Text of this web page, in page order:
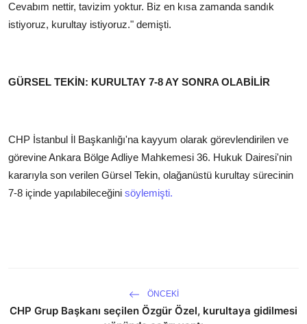
Cevabım nettir, tavizim yoktur. Biz en kısa zamanda sandık
istiyoruz, kurultay istiyoruz." demişti.
GÜRSEL TEKİN: KURULTAY 7-8 AY SONRA OLABİLİR
CHP İstanbul İl Başkanlığı'na kayyum olarak görevlendirilen ve
görevine Ankara Bölge Adliye Mahkemesi 36. Hukuk Dairesi'nin
kararıyla son verilen Gürsel Tekin, olağanüstü kurultay sürecinin
7-8 içinde yapılabileceğini söylemişti.
ÖNCEKI
CHP Grup Başkanı seçilen Özgür Özel, kurultaya gidilmesi